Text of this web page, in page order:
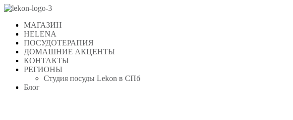
Перейти
содержимому
МАГАЗИН
HELENA
ПОСУДОТЕРАПИЯ
ДОМАШНИЕ АКЦЕНТЫ
КОНТАКТЫ
РЕГИОНЫ
Студия посуды Lekon в СПб
Блог